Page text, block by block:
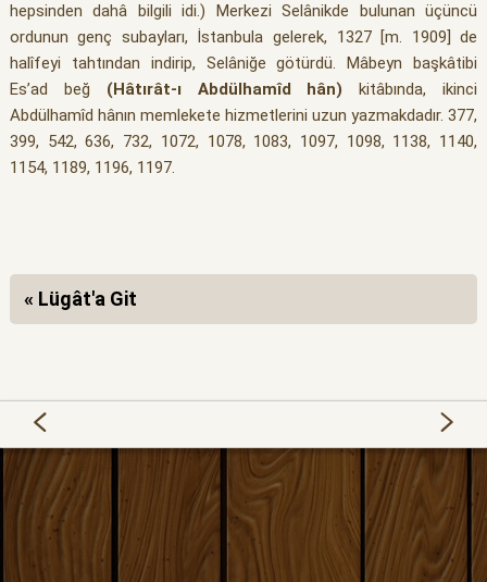
hepsinden dahâ bilgili idi.) Merkezi Selânikde bulunan üçüncü
ordunun genç subayları, İstanbula gelerek, 1327 [m. 1909] de
halîfeyi tahtından indirip, Selâniğe götürdü. Mâbeyn başkâtibi
Es’ad beğ (Hâtırât-ı Abdülhamîd hân) kitâbında, ikinci
Abdülhamîd hânın memlekete hizmetlerini uzun yazmakdadır. 377,
399, 542, 636, 732, 1072, 1078, 1083, 1097, 1098, 1138, 1140,
1154, 1189, 1196, 1197.
« Lügât'a Git